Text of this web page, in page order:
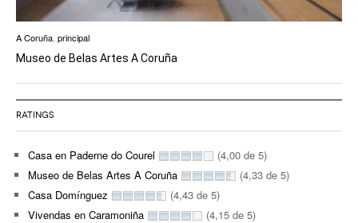
A Coruña principal
Museo de Belas Artes A Coruña
RATINGS
Casa en Paderne do Courel
(4,00 de 5)
Museo de Belas Artes A Coruña
(4,33 de 5)
Casa Domínguez
(4,43 de 5)
Vivendas en Caramoniña
(4,15 de 5)